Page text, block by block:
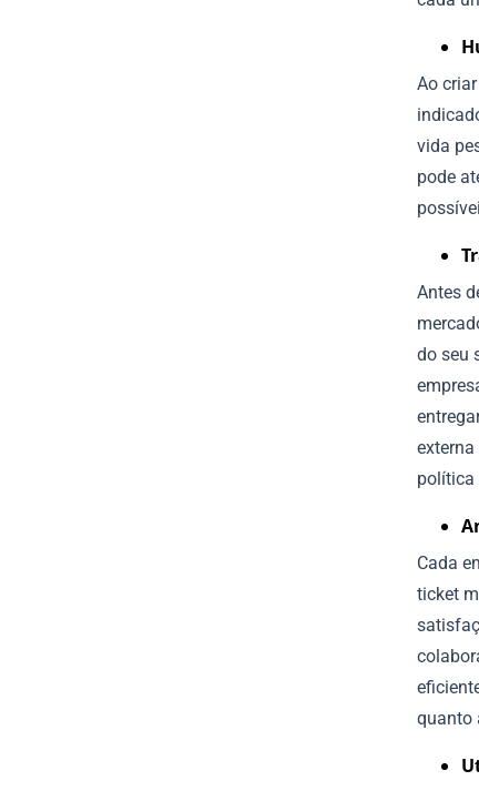
Ao
vida
pode
Antes
do seu
política
Cada
ticket
quanto